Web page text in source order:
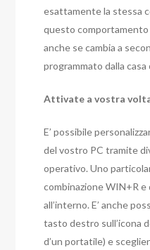
esattamente la stessa
questo
anche se cambia a
programmato dalla casa
Attivate a vostra
E’ possibile
del vostro PC tramite
operativo. Uno
combinazione WIN+R
all’interno. E’ anche
tasto destro sull’icona
d’un portatile) e